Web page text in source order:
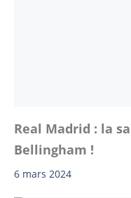
Real Madrid : la
Bellingham !
6 mars 2024